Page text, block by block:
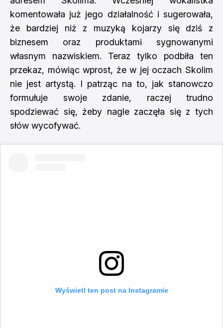
komentowała już jego działalność i sugerowała,
że bardziej niż z muzyką kojarzy się dziś z
biznesem oraz produktami sygnowanymi
własnym nazwiskiem. Teraz tylko podbiła ten
przekaz, mówiąc wprost, że w jej oczach Skolim
nie jest artystą. I patrząc na to, jak stanowczo
formułuje swoje zdanie, raczej trudno
spodziewać się, żeby nagle zaczęła się z tych
słów wycofywać.
Wyświetl ten post na Instagramie